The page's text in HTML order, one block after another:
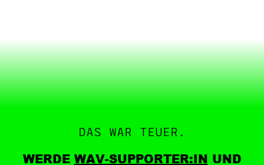
DAS WAR TEUER.
WERDE WAV-SUPPORTER:IN UND